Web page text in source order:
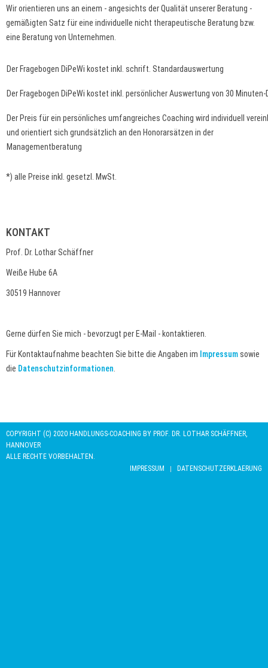
Wir orientieren uns an einem - angesichts der Qualität unserer Beratung -
gemäßigten Satz für eine individuelle nicht therapeutische Beratung bzw.
eine Beratung von Unternehmen.
Der Fragebogen DiPeWi kostet inkl. schrift. Standardauswertung
Der Fragebogen DiPeWi kostet inkl. persönlicher Auswertung von 30 Minuten-
Der Preis für ein persönliches umfangreiches Coaching wird individuell
und orientiert sich grundsätzlich an den Honorarsätzen in der
Managementberatung
*) alle Preise inkl. gesetzl. MwSt.
KONTAKT
Prof. Dr. Lothar Schäffner
Weiße Hube 6A
30519 Hannover
Gerne dürfen Sie mich - bevorzugt per E-Mail - kontaktieren.
Für Kontaktaufnahme beachten Sie bitte die Angaben im Impressumsowie
die Datenschutzinformationen
COPYRIGHT (C) 2020 HANDLUNGS-COACHING BY PROF. DR. LOTHAR SCHÄFFNER,
HANNOVER
ALLE RECHTE VORBEHALTEN.
IMPRESSUM
DATENSCHUTZERKLAERUNG